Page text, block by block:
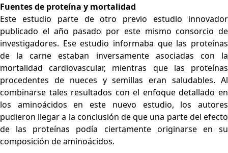
Fuentes de proteína y mortalidad
Este estudio parte de otro previo estudio innovador
publicado el año pasado por este mismo consorcio de
investigadores. Ese estudio informaba que las proteínas
de la carne estaban inversamente asociadas con la
mortalidad cardiovascular, mientras que las proteínas
procedentes de nueces y semillas eran saludables. Al
combinarse tales resultados con el enfoque detallado en
los aminoácidos en este nuevo estudio, los autores
pudieron llegar a la conclusión de que una parte del efecto
de las proteínas podía ciertamente originarse en su
composición de aminoácidos.